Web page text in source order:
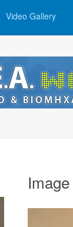
Video Gallery
Image